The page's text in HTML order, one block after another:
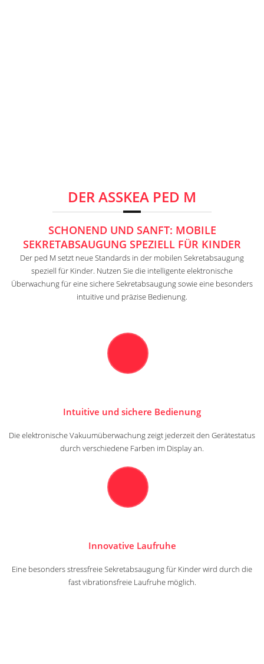
DER ASSKEA PED M
SCHONEND UND SANFT: MOBILE
SEKRETABSAUGUNG SPEZIELL FÜR KINDER
Der ped M setzt neue Standards in der mobilen Sekretabsaugung
speziell für Kinder. Nutzen Sie die intelligente elektronische
Überwachung für eine sichere Sekretabsaugung sowie eine besonders
intuitive und präzise Bedienung.
Intuitive und sichere Bedienung
Die elektronische Vakuumüberwachung zeigt jederzeit den Gerätestatus
durch verschiedene Farben im Display an.
Innovative Laufruhe
Eine besonders stressfreie Sekretabsaugung für Kinder wird durch die
fast vibrationsfreie Laufruhe möglich.